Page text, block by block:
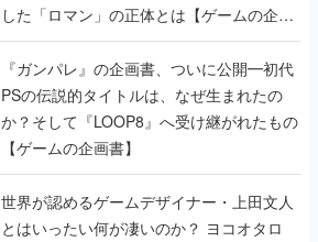
した「ロマン」の正体とは【ゲームの企画
書】
『ガンパレ』の企画書、ついに公開━初代
PSの伝説的タイトルは、なぜ生まれたの
か？そして『LOOP8』へ受け継がれたもの
【ゲームの企画書】
世界が認めるゲームデザイナー・上田文人
とはいったい何が凄いのか？ ヨコオタロ